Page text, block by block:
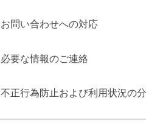
お問い合わせへの対応
必要な情報のご連絡
不正行為防止および利用状況の